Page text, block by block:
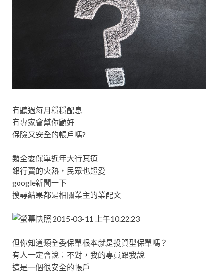
有聽過每月穩穩配息
有專家會幫你顧好
保險又安全的帳戶嗎?
類全委保單近年大行其道
銀行賣的火熱，民眾也超愛
google新聞一下
搜尋結果都是相關業主的業配文
但你知道類全委保單根本就是投資型保單嗎？
有人一定會說：不對，我的專員跟我說
這是一個很安全的帳戶